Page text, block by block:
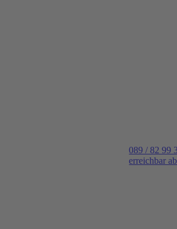
089 / 82 99
erreichbar